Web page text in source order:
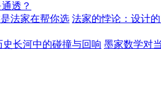
透？
法家在帮你选 法家的悖论：设计
长河中的碰撞与回响 墨家数学对